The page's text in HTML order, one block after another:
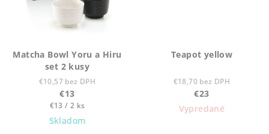
Matcha Bowl Yoru a Hiru
set 2 kusy
€10,57 bez DPH
€13
Jednotková
cena:
€13 / 2 ks
Skladom
Teapot yellow
€18,70 bez DPH
€23
Vypredané